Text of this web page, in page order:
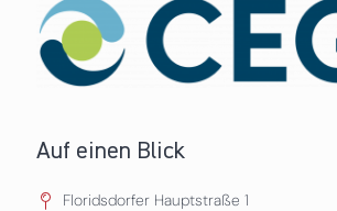
Das sind wir
News & Events
Auf einen Blick
Floridsdorfer Hauptstraße 1